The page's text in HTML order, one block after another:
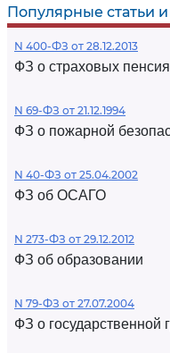
Популярные статьи
N 400-ФЗ от 28.12.2013
ФЗ о страховых
N 69-ФЗ от 21.12.1994
ФЗ о пожарной
N 40-ФЗ от 25.04.2002
ФЗ об ОСАГО
N 273-ФЗ от 29.12.2012
ФЗ об образовании
N 79-ФЗ от 27.07.2004
ФЗ о государственной